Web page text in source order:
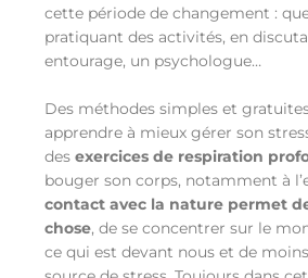
cette période de changement :
pratiquant des activités, en
entourage, un psychologue…
Des méthodes simples et
apprendre à mieux gérer son
desexercices de respiration
bouger son corps, notamment à
contact avec la nature permet
chose, de se concentrer sur le
ce qui est devant nous et de